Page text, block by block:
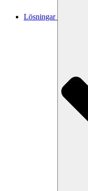
Lösningar